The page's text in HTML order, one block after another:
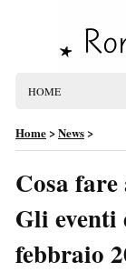
HOME
Home>News>
Cosa fare
Gli eventi
febbraio